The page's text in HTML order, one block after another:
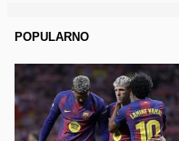
POPULARNO